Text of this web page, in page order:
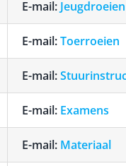
E-mail: Jeugdroeien
E-mail:Toerroeien
E-mail:
E-mail: Examens
E-mail: Materiaal